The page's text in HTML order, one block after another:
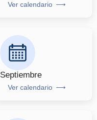
Ver calendario
Septiembre
Ver calendario